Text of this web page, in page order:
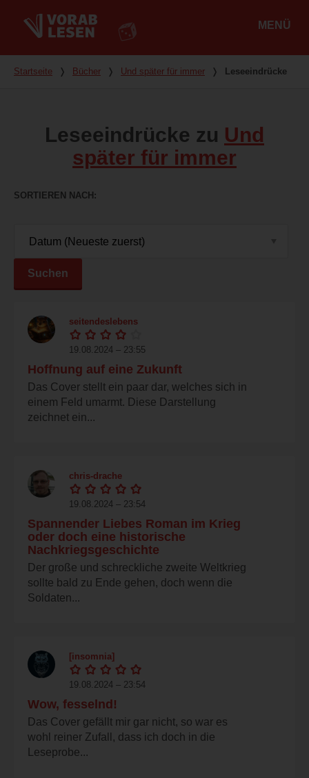
MENÜ
Du bist hier
Startseite ❭ Bücher ❭ Und später für immer ❭ Leseeindrücke
Leseeindrücke zu Und
später für immer
SORTIEREN NACH
Suchen
seitendeslebens
19.08.2024 – 23:55
Hoffnung auf eine Zukunft
Das Cover stellt ein paar dar, welches sich in
einem Feld umarmt. Diese Darstellung
zeichnet ein...
chris-drache
19.08.2024 – 23:54
Spannender Liebes Roman im Krieg
oder doch eine historische
Nachkriegsgeschichte
Der große und schreckliche zweite Weltkrieg
sollte bald zu Ende gehen, doch wenn die
Soldaten...
[insomnia]
19.08.2024 – 23:54
Wow, fesselnd!
Das Cover gefällt mir gar nicht, so war es
wohl reiner Zufall, dass ich doch in die
Leseprobe...